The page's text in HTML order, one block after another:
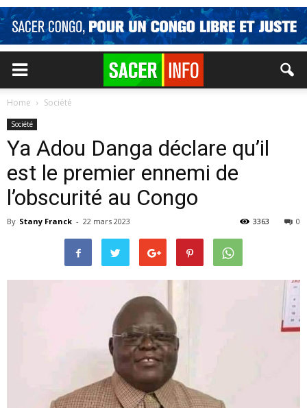
Home Société
Société
Ya Adou Danga déclare qu’il
est le premier ennemi de
l’obscurité au Congo
By Stany Franck - 22 mars 2023 0
3363